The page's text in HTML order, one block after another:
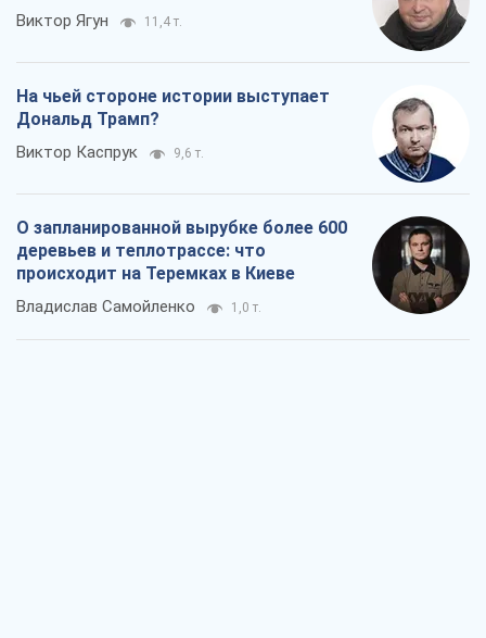
Виктор Ягун 11,4 т.
На чьей стороне истории выступает
Дональд Трамп?
Виктор Каспрук 9,6 т.
О запланированной вырубке более 600
деревьев и теплотрассе: что
происходит на Теремках в Киеве
Владислав Самойленко 1,0 т.